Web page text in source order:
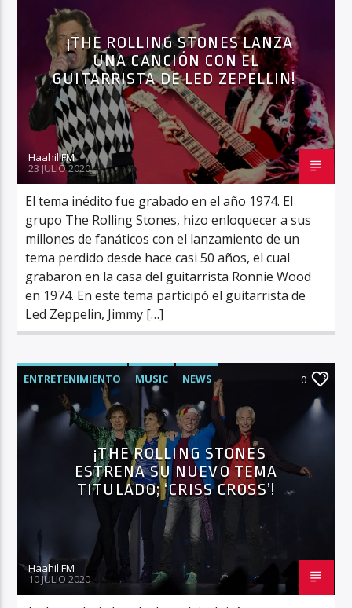
¡THE ROLLING STONES LANZA
UNA CANCIÓN CON EL
GUITARRISTA DE LED ZEPELLIN!
Haahil FM
23 JULIO 2020
El tema inédito fue grabado en el año 1974. El
grupo The Rolling Stones, hizo enloquecer a sus
millones de fanáticos con el lanzamiento de un
tema perdido desde hace casi 50 años, el cual
grabaron en la casa del guitarrista Ronnie Wood
en 1974. En este tema participó el guitarrista de
Led Zeppelin, Jimmy […]
ENTRETENIMIENTO MUSIC NEWS 0
¡THE ROLLING STONES
ESTRENA SU NUEVO TEMA
TITULADO; ‘CRISS CROSS’!
Haahil FM
10 JULIO 2020